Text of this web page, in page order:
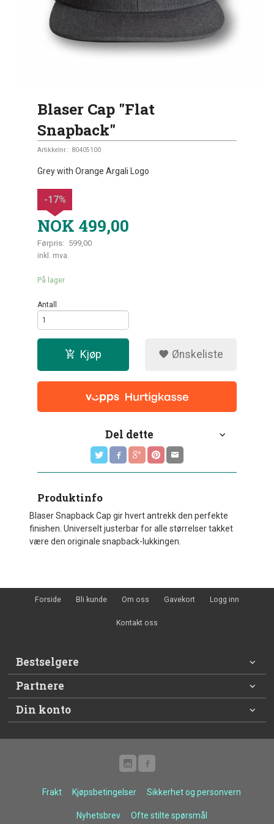
Blaser Cap "Flat
Snapback"
Artikkelnr.: 80405100
Grey with Orange Argali Logo
NOK 499,00
Førpris: 599,00
Rabatt
-17%
inkl. mva.
På lager
Antall
Kjøp Ønskeliste
Del dette
Produktinfo
Blaser Snapback Cap gir hvert antrekk den perfekte
finishen. Universelt justerbar for alle størrelser takket
være den originale snapback-lukkingen.
Forside Bli kunde Om oss Gavekort Logg inn
Kontakt oss
Bestselgere
Partnere
Din konto
Frakt Kjøpsbetingelser Sikkerhet og personvern
Nyhetsbrev Ofte stilte spørsmål